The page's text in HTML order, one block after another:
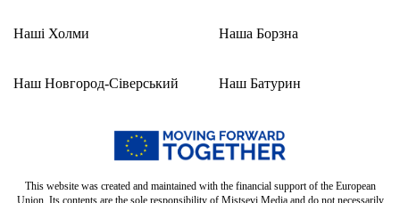
Наші Холми
Наш Новгород-Сіверський
Наша Борзна
Наш Батурин
This website was created and maintained with the financial support of the European
Union. Its contents are the sole responsibility of Mistsevi Media and do not necessarily